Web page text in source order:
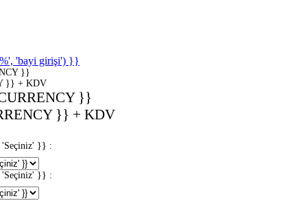
'bayi girişi') }}
}}
}} + KDV
}}
}} + KDV
'Seçiniz' }} :
'Seçiniz' }} :